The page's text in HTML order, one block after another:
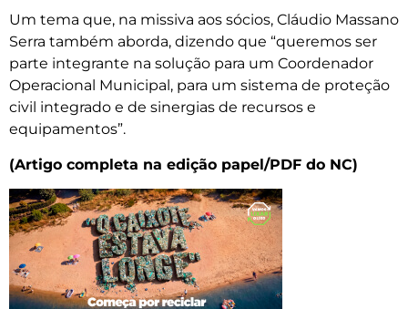
Um tema que, na missiva aos sócios, Cláudio Massano
Serra também aborda, dizendo que “queremos ser
parte integrante na solução para um Coordenador
Operacional Municipal, para um sistema de proteção
civil integrado e de sinergias de recursos e
equipamentos”.
(Artigo completa na edição papel/PDF do NC)